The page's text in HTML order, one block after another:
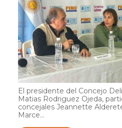
El presidente del Concejo
Matias Rodriguez Ojeda,
concejales Jeannette
Marce...